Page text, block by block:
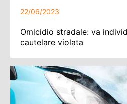
22/06/2023
Omicidio stradale: va
cautelare violata